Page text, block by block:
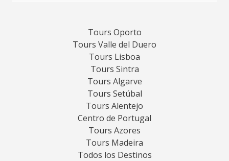
Tours Oporto
Tours Valle del Duero
Tours Lisboa
Tours Sintra
Tours Algarve
Tours Setúbal
Tours Alentejo
Centro de Portugal
Tours Azores
Tours Madeira
Todos los Destinos